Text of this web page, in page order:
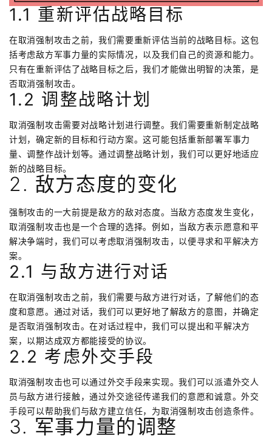
1.1 重新评估战略目标
在取消强制攻击之前，我们需要重新评估当前的战略目标。这包
括考虑敌方军事力量的实际情况，以及我们自己的资源和能力。
只有在重新评估了战略目标之后，我们才能做出明智的决策，是
否取消强制攻击。
1.2 调整战略计划
取消强制攻击需要对战略计划进行调整。我们需要重新制定战略
计划，确定新的目标和行动方案。这可能包括重新部署军事力
量、调整作战计划等。通过调整战略计划，我们可以更好地适应
新的战略目标。
2. 敌方态度的变化
强制攻击的一大前提是敌方的敌对态度。当敌方态度发生变化，
取消强制攻击也是一个合理的选择。例如，当敌方表示愿意和平
解决争端时，我们可以考虑取消强制攻击，以便寻求和平解决方
案。
2.1 与敌方进行对话
在取消强制攻击之前，我们需要与敌方进行对话，了解他们的态
度和意愿。通过对话，我们可以更好地了解敌方的意图，并确定
是否取消强制攻击。在对话过程中，我们可以提出和平解决方
案，以期达成双方都能接受的协议。
2.2 考虑外交手段
取消强制攻击也可以通过外交手段来实现。我们可以派遣外交人
员与敌方进行接触，通过外交途径传递我们的意愿和诚意。外交
手段可以帮助我们与敌方建立信任，为取消强制攻击创造条件。
3. 军事力量的调整